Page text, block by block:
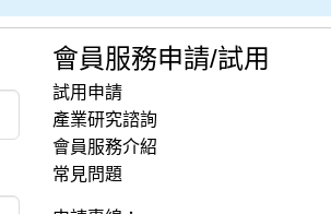
會員服務申請/試用
試用申請
產業研究諮詢
會員服務介紹
常見問題